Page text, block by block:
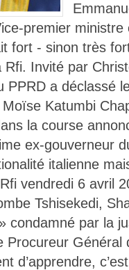
premier ministre
fort - sinon très
Rfi. Invité par
PPRD a déclassé
Katumbi
la course
ex-gouverneur
italienne
vendredi 6 avril
Tshisekedi,
condamné par la
Procureur Général
d’apprendre,